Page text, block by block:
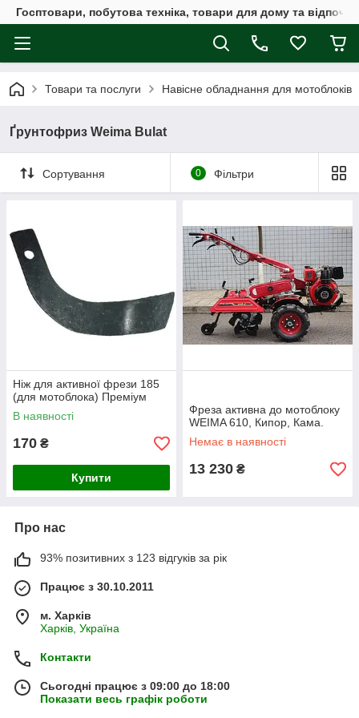
Госптовари, побутова техніка, товари для дому та
Товари та послуги Навісне обладнання для мотоблоків
Ґрунтофриз Weima Bulat
Сортування 0 Фільтри
Ніж для активної фрези 185
(для мотоблока) Преміум
В наявності
170 ₴
Купити
Фреза активна до мотоблоку
WEIMA 610, Кипор, Кама.
Немає в наявності
13 230 ₴
Про нас
93% позитивних з 123 відгуків за рік
Працює з 30.10.2011
м. Харків
Харків, Україна
Контакти
Сьогодні працює з 09:00 до 18:00
Показати весь графік роботи